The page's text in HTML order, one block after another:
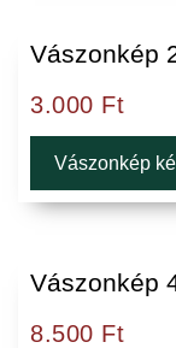
Vászonkép
3.000 Ft
Vászonkép
Vászonkép
8.500 Ft